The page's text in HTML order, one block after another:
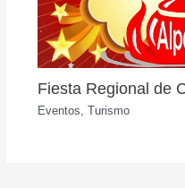
Fiesta Regional de
Eventos, Turismo